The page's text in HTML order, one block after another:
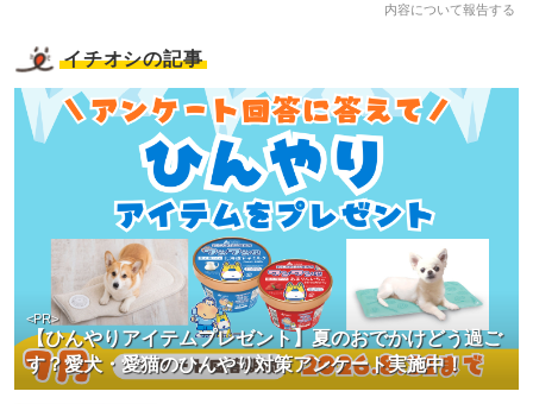
内容について報告する
イチオシの記事
【ひんやりアイテムプレゼント】夏のおでかけどう過ご
す？愛犬・愛猫のひんやり対策アンケート実施中！
<PR>